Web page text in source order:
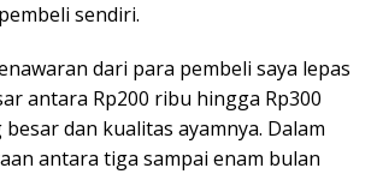
sendiri.
dari para pembeli saya lepas
antara Rp200 ribu hingga Rp300
dan kualitas ayamnya. Dalam
antara tiga sampai enam bulan